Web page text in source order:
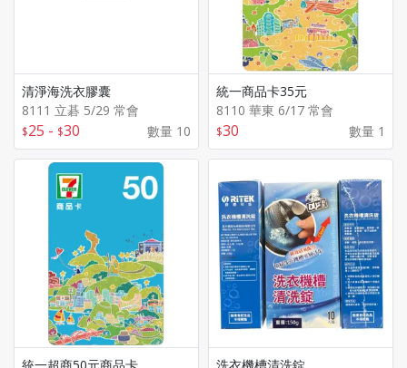
清淨海洗衣膠囊
8111 立碁 5/29 常會
25 - 30 數量 10
統一商品卡35元
8110 華東 6/17 常會
30 數量 1